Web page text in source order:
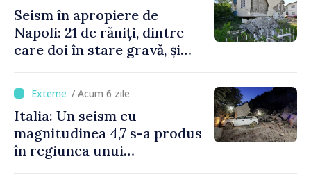
Seism în apropiere de
Napoli: 21 de răniți, dintre
care doi în stare gravă, și
/ Acum 6 zile
Italia: Un seism cu
magnitudinea 4,7 s-a produs
în regiunea unui